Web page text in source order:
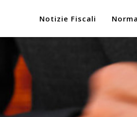
Notizie Fiscali